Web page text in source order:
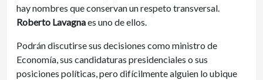
hay nombres que conservan un respeto transversal.
Roberto Lavagnaes uno de ellos.
Podrán discutirse sus decisiones como ministro de
Economía, sus candidaturas presidenciales o sus
posiciones políticas, pero difícilmente alguien lo ubique